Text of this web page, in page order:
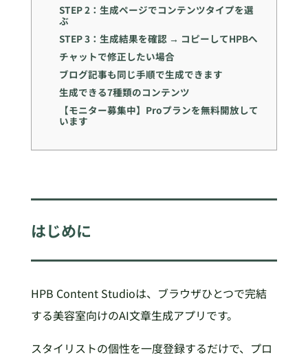
STEP 2：生成ページでコンテンツタイプを選
ぶ
STEP 3：生成結果を確認 → コピーしてHPBへ
チャットで修正したい場合
ブログ記事も同じ手順で生成できます
生成できる7種類のコンテンツ
【モニター募集中】Proプランを無料開放して
います
はじめに
HPB Content Studioは、ブラウザひとつで完結
する美容室向けのAI文章生成アプリです。
スタイリストの個性を一度登録するだけで、プロ